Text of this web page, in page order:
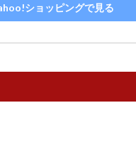
ショッピングで見る